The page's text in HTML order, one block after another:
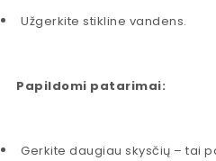
Užgerkite stikline vandens.
Papildomi patarimai:
Gerkite daugiau skysčių – tai